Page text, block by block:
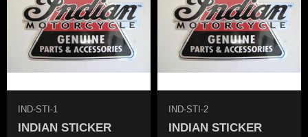
INDIAN STICKER
IND-STI-1
INDIAN STICKER
IND-STI-2